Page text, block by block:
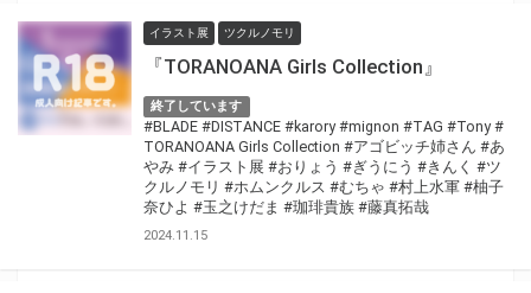
イラスト展 ツクルノモリ
『TORANOANA Girls Collection』
終了しています
#BLADE #DISTANCE #karory #mignon #TAG #Tony #
TORANOANA Girls Collection #アゴビッチ姉さん #あ
やみ #イラスト展 #おりょう #ぎうにう #きんく #ツ
クルノモリ #ホムンクルス #むちゃ #村上水軍 #柚子
奈ひよ #玉之けだま #珈琲貴族 #藤真拓哉
2024.11.15